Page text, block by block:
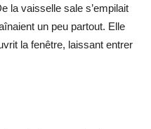
la vaisselle sale s’empilait
un peu partout. Elle
la fenêtre, laissant entrer